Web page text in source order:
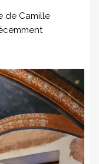
de Camille